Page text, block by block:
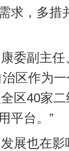
求，多措
委副主
区作为
区40家
平台。”
展也在